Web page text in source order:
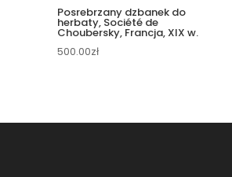
Posrebrzany dzbanek do
herbaty, Société de
Choubersky, Francja, XIX w.
500.00zł